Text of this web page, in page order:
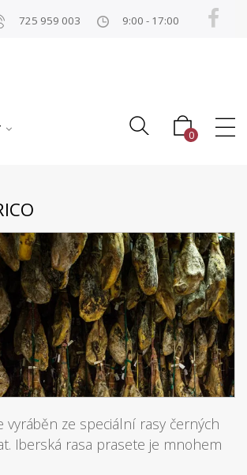
9:00 - 17:00
725 959 003
0
vyráběn ze speciální rasy černých
Iberská rasa prasete je mnohem